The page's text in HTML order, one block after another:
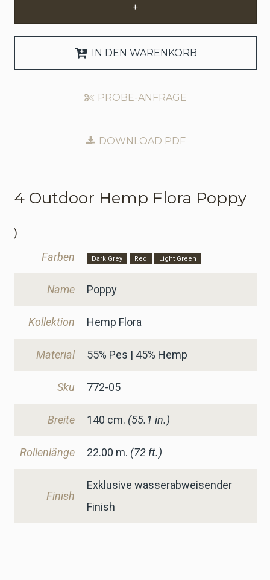
+
IN DEN WARENKORB
PROBE-ANFRAGE
DOWNLOAD PDF
4 Outdoor Hemp Flora Poppy
)
Farben
Dark Grey Red Light Green
Name Poppy
Kollektion Hemp Flora
Material 55% Pes | 45% Hemp
Sku 772-05
Breite 140 cm. (55.1 in.)
Rollenlänge 22.00 m. (72 ft.)
Finish
Exklusive wasserabweisender
Finish
Anfrage Geschäftskonto